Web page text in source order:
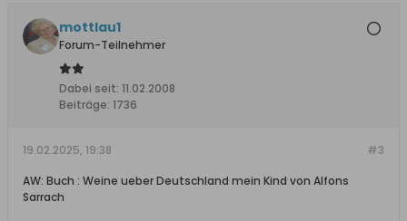
mottlau1
Forum-Teilnehmer
Dabei seit: 11.02.2008
Beiträge: 1736
#3
19.02.2025, 19:38
AW: Buch : Weine ueber Deutschland mein Kind von Alfons
Sarrach